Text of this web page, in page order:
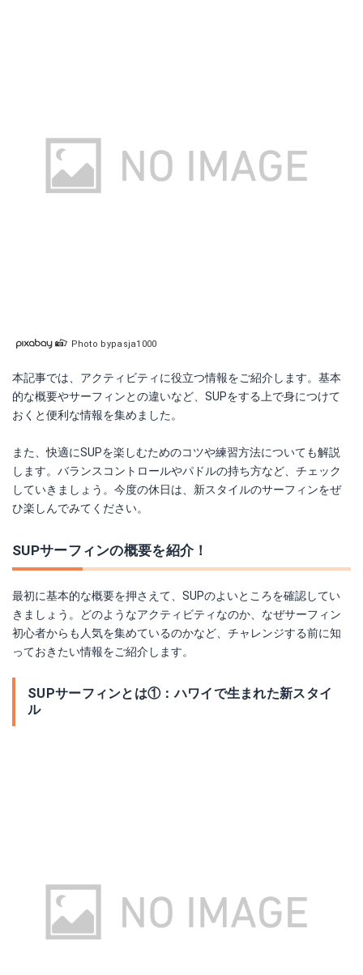
Photo bypasja1000
本記事では、アクティビティに役立つ情報をご紹介します。基本
的な概要やサーフィンとの違いなど、SUPをする上で身につけて
おくと便利な情報を集めました。
また、快適にSUPを楽しむためのコツや練習方法についても解説
します。バランスコントロールやパドルの持ち方など、チェック
していきましょう。今度の休日は、新スタイルのサーフィンをぜ
ひ楽しんでみてください。
SUPサーフィンの概要を紹介！
最初に基本的な概要を押さえて、SUPのよいところを確認してい
きましょう。どのようなアクティビティなのか、なぜサーフィン
初心者からも人気を集めているのかなど、チャレンジする前に知
っておきたい情報をご紹介します。
SUPサーフィンとは①：ハワイで生まれた新スタイ
ル